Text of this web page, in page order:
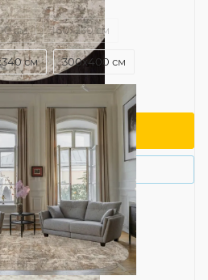
см 160x230 см
см 300x400 см
В корзину
в 1 клик
— бесплатно